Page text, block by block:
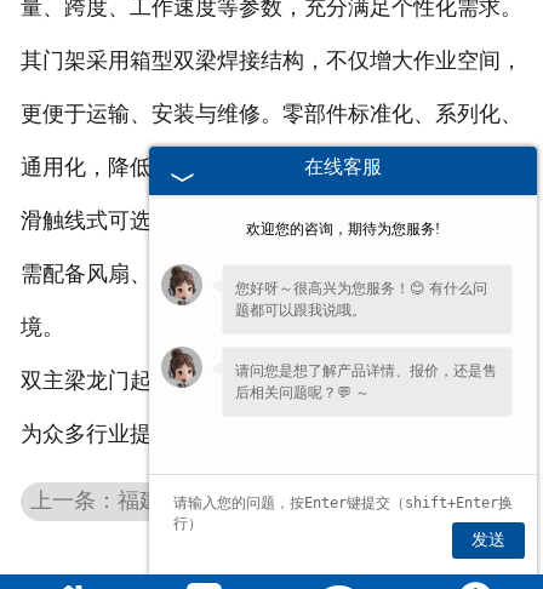
量、跨度、工作速度等参数，充分满足个性化需求。
其门架采用箱型双梁焊接结构，不仅增大作业空间，
更便于运输、安装与维修。零部件标准化、系列化、
通用化，降低了维护成本。供电形式有电缆卷筒式和
滑触线式可选，操纵室视野开阔、控制灵活，还能按
需配备风扇、空调等设施，为操作人员提供舒适环
境。​
双主梁龙门起重机凭借强大性能与多样优势，已然成
为众多行业提升作业效率、生产安全的得力助手。
上一条：福建花架龙门起重机
在线客服
欢迎您的咨询，期待为您服务!
您好呀～很高兴为您服务！😊 有什么问
题都可以跟我说哦。
请问您是想了解产品详情、报价，还是售
后相关问题呢？💬 ～
发送